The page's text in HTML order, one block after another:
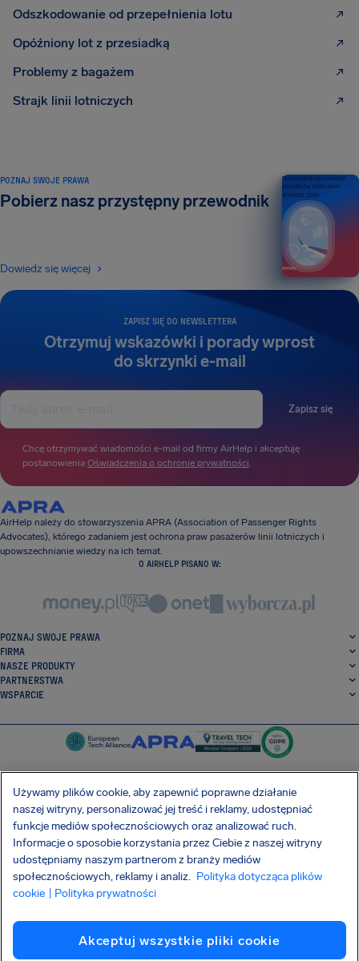
Odszkodowanie od przepełnienia lotu
Opóźniony lot z przesiadką
Problemy z bagażem
Strajk linii lotniczych
ZAPISZ SIĘ DO NEWSLETTERA
Otrzymuj wskazówki i porady wprost
do skrzynki e-mail
Zapisz się
Chcę otrzymywać wiadomości e-mail od firmy AirHelp i akceptuję
postanowienia Oświadczenia o ochronie prywatności.
POZNAJ SWOJE PRAWA
Pobierz nasz przystępny przewodnik
Dowiedz się więcej
Przewodnik po prawach
pasażerów lotniczych
WYDANIE 2026
AirHelp należy do stowarzyszenia APRA (Association of Passenger Rights
Advocates), którego zadaniem jest ochrona praw pasażerów linii lotniczych i
upowszechnianie wiedzy na ich temat.
O AIRHELP PISANO W:
POZNAJ SWOJE PRAWA
FIRMA
NASZE PRODUKTY
PARTNERSTWA
WSPARCIE
SocialFacebook
SocialTwitter
SocialInstagram
SocialLinkedin
POBIERZ NASZĄ DARMOWĄ APLIKACJĘ
Polityka prywatności Pliki cookie
Imprint
Atak na łańcuch dostaw Shai-Hulud
Używamy plików cookie, aby zapewnić poprawne działanie
naszej witryny, personalizować jej treść i reklamy, udostępniać
funkcje mediów społecznościowych oraz analizować ruch.
Informacje o sposobie korzystania przez Ciebie z naszej witryny
udostępniamy naszym partnerom z branży mediów
społecznościowych, reklamy i analiz. Polityka dotycząca plików
cookie
| Polityka prywatności
Akceptuj wszystkie pliki cookie